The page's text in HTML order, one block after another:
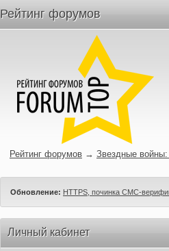
Рейтинг форумов
Рейтинг форумов → Звездные
Обновление: HTTPS, починка СМС-
Личный кабинет